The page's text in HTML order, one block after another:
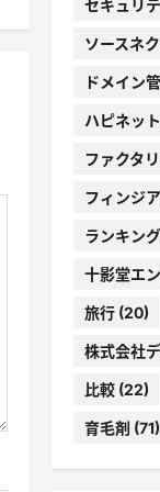
セキュリ
ソースネ
ドメイン
ハピネッ
ファクタ
フィンジ
ランキング
十影堂エ
旅行(20)
株式会社
比較(22)
育毛剤 (71)